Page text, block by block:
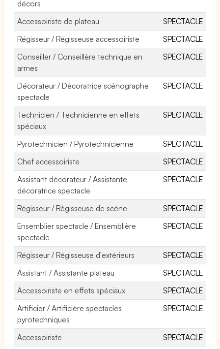
décors
Accessoiriste de plateau
SPECTACLE
Régisseur / Régisseuse accessoiriste
SPECTACLE
Conseiller / Conseillère technique en
armes
SPECTACLE
Décorateur / Décoratrice scénographe
spectacle
SPECTACLE
Technicien / Technicienne en effets
spéciaux
SPECTACLE
Pyrotechnicien / Pyrotechnicienne
SPECTACLE
Chef accessoiriste
SPECTACLE
Assistant décorateur / Assistante
décoratrice spectacle
SPECTACLE
Régisseur / Régisseuse de scène
SPECTACLE
Ensemblier spectacle / Ensemblière
spectacle
SPECTACLE
Régisseur / Régisseuse d'extérieurs
SPECTACLE
Assistant / Assistante plateau
SPECTACLE
Accessoiriste en effets spéciaux
SPECTACLE
Artificier / Artificière spectacles
pyrotechniques
SPECTACLE
Accessoiriste
SPECTACLE